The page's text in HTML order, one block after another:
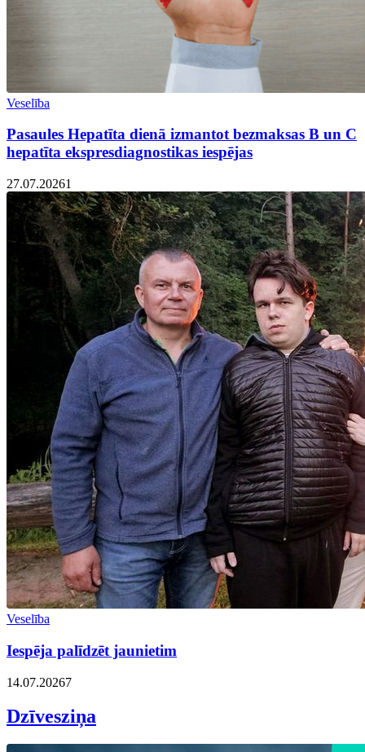
Veselība
Pasaules Hepatīta dienā izmantot bezmaksas B un C
hepatīta ekspresdiagnostikas iespējas
27.07.20261
Veselība
Iespēja palīdzēt jaunietim
14.07.20267
Dzīvesziņa